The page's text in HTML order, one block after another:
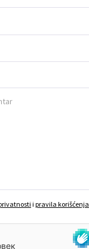
i pravila korišćenja